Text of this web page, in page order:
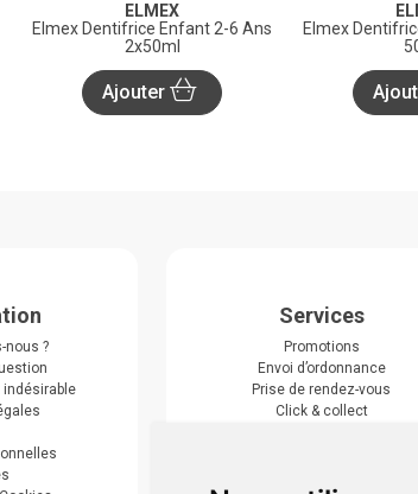
ELMEX
Elmex Dentifrice Enfant 2-6 Ans
2x50ml
Ajouter
Elmex
nous ?
indésirable
Services
Promotions
Envoi d’ordonnance
Prise de rendez-vous
Click & collect